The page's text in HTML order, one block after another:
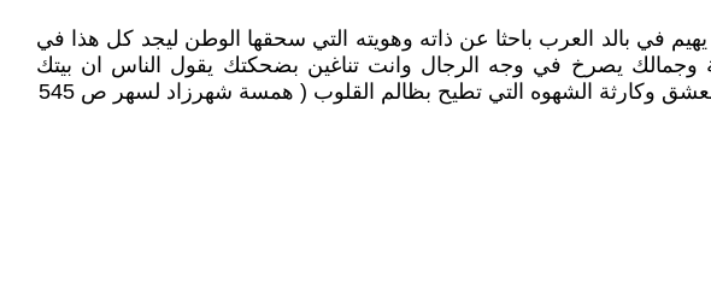
بالد العرب باحثا عن ذاته وهويته التي سحقها الوطن ليجد كل هذا في
يصرخ في وجه الرجال وانت تناغين بضحكتك يقول الناس ان بيتك
وكارثة الشهوه التي تطيح بظالم القلوب ( همسة شهرزاد لسهر ص 545